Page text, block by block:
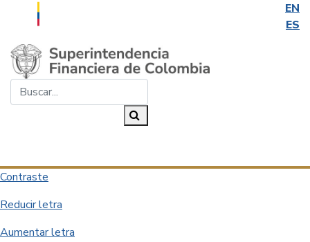
EN
ES
Saltar al contenido principal
Contraste
Reducir letra
Aumentar letra